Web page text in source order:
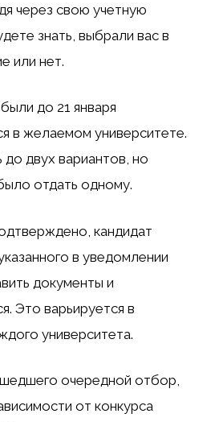
через свою учетную
знать, выбрали вас в
или нет.
до 21 января
в желаемом университете.
двух вариантов, но
отдать одному.
кандидат
в уведомлении
документы и
Это варьируется в
университета.
очередной отбор,
от конкурса